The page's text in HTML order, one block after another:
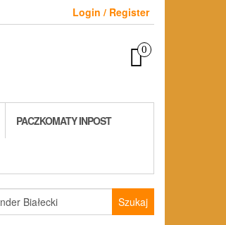
Login / Register
0
PACZKOMATY INPOST